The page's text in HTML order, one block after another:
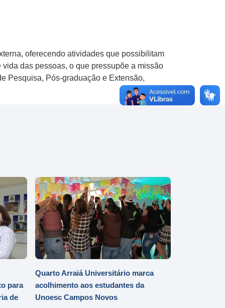
oferecendo atividades que possibilitam
das pessoas, o que pressupõe a missão
Pesquisa, Pós-graduação e Extensão,
para
de
Quarto Arraiá Universitário marca
acolhimento aos estudantes da
Unoesc Campos Novos